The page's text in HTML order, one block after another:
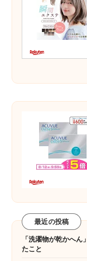
最近の投稿
「洗濯物が乾かへ
たこと